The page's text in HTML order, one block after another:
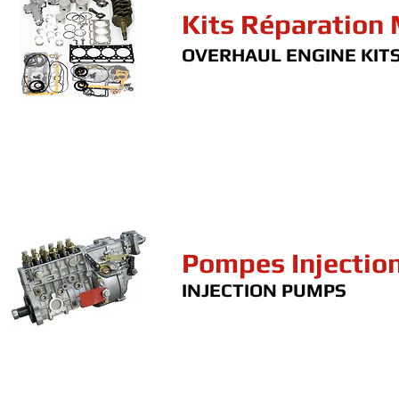
Kits Réparation
OVERHAUL ENGINE
Pompes
INJECTION PUMPS